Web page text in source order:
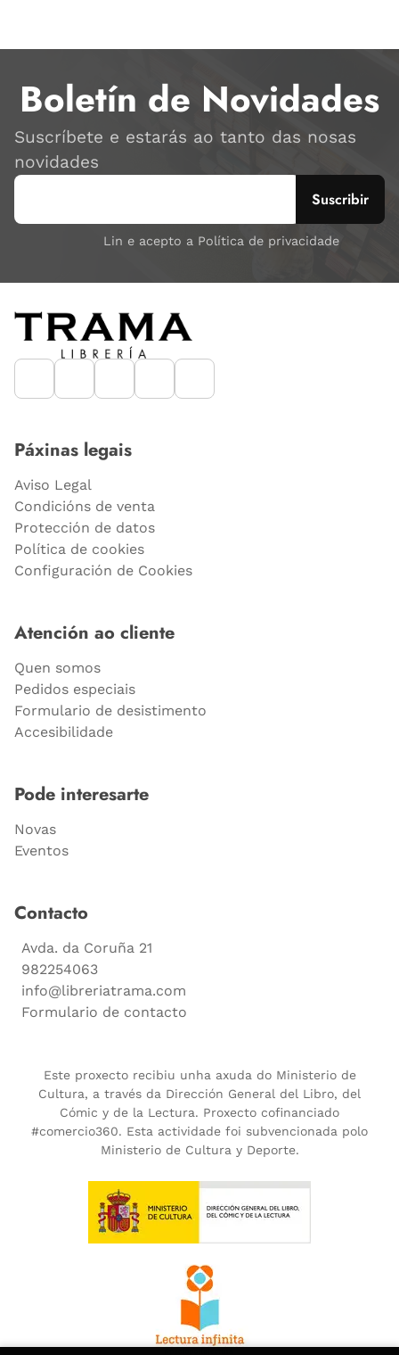
Boletín de Novidades
Suscríbete e estarás ao tanto das nosas
novidades
Lin e acepto a Política de privacidade
Páxinas legais
Aviso Legal
Condicións de venta
Protección de datos
Política de cookies
Configuración de Cookies
Atención ao cliente
Quen somos
Pedidos especiais
Formulario de desistimento
Accesibilidade
Pode interesarte
Novas
Eventos
Contacto
Avda. da Coruña 21
982254063
info@libreriatrama.com
Formulario de contacto
Este proxecto recibiu unha axuda do Ministerio de
Cultura, a través da Dirección General del Libro, del
Cómic y de la Lectura. Proxecto cofinanciado
#comercio360. Esta actividade foi subvencionada polo
Ministerio de Cultura y Deporte.